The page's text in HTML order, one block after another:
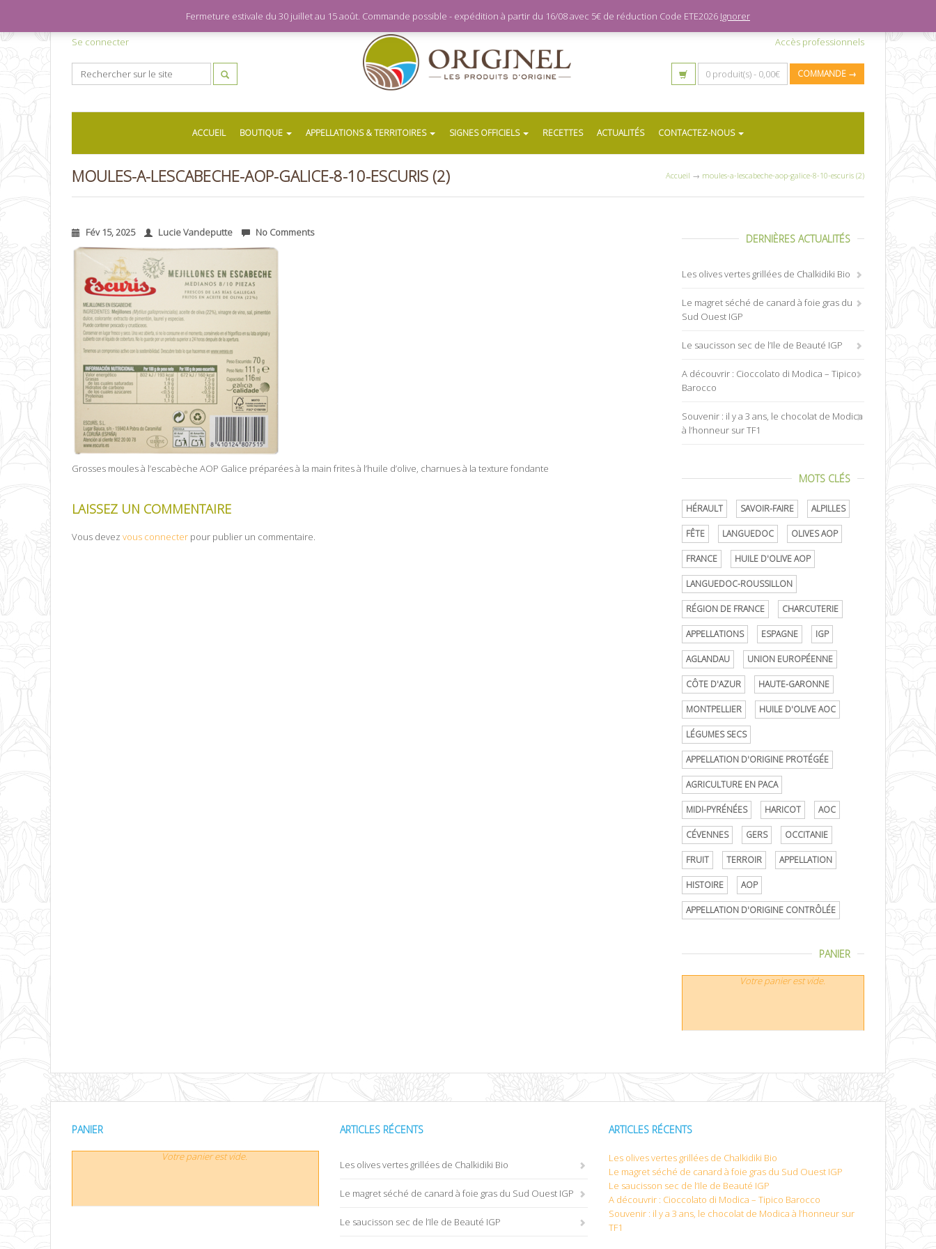
Se connecter Accès professionnels
0 produit(s) - 0,00€ COMMANDE →
ACCUEIL BOUTIQUE APPELLATIONS & TERRITOIRES SIGNES OFFICIELS RECETTES ACTUALITÉS CONTACTEZ-NOUS
MOULES-A-LESCABECHE-AOP-GALICE-8-10-ESCURIS (2) Accueil → moules-a-lescabeche-aop-galice-8-10-escuris (2)
Fév 15, 2025 Lucie Vandeputte No Comments
Grosses moules à l’escabèche AOP Galice préparées à la main frites à l’huile d’olive, charnues à la texture fondante
LAISSEZ UN COMMENTAIRE
Vous devez vous connecter pour publier un commentaire.
DERNIÈRES ACTUALITÉS
Les olives vertes grillées de Chalkidiki Bio
Le magret séché de canard à foie gras du
Sud Ouest IGP
Le saucisson sec de l’Ile de Beauté IGP
A découvrir : Cioccolato di Modica – Tipico
Barocco
Souvenir : il y a 3 ans, le chocolat de Modica
à l’honneur sur TF1
MOTS CLÉS
HÉRAULT SAVOIR-FAIRE ALPILLES
FÊTE LANGUEDOC OLIVES AOP
FRANCE HUILE D'OLIVE AOP
LANGUEDOC-ROUSSILLON
RÉGION DE FRANCE CHARCUTERIE
APPELLATIONS ESPAGNE IGP
AGLANDAU UNION EUROPÉENNE
CÔTE D'AZUR HAUTE-GARONNE
MONTPELLIER HUILE D'OLIVE AOC
LÉGUMES SECS
APPELLATION D'ORIGINE PROTÉGÉE
AGRICULTURE EN PACA
MIDI-PYRÉNÉES HARICOT AOC
CÉVENNES GERS OCCITANIE
FRUIT TERROIR APPELLATION
HISTOIRE AOP
APPELLATION D'ORIGINE CONTRÔLÉE
PANIER
Votre panier est vide.
PANIER
Votre panier est vide.
ARTICLES RÉCENTS
Les olives vertes grillées de Chalkidiki Bio
Le magret séché de canard à foie gras du Sud Ouest IGP
Le saucisson sec de l’Ile de Beauté IGP
ARTICLES RÉCENTS
Les olives vertes grillées de Chalkidiki Bio
Le magret séché de canard à foie gras du Sud Ouest IGP
Le saucisson sec de l’Ile de Beauté IGP
A découvrir : Cioccolato di Modica – Tipico Barocco
Souvenir : il y a 3 ans, le chocolat de Modica à l’honneur sur
TF1
Fermeture estivale du 30 juillet au 15 août. Commande possible - expédition à partir du 16/08 avec 5€ de réduction Code ETE2026 Ignorer